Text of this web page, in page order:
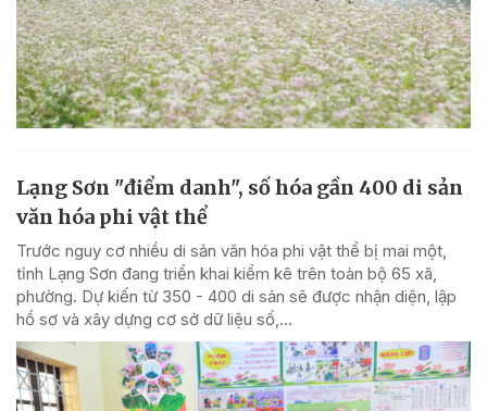
Lạng Sơn "điểm danh", số hóa gần 400 di sản
văn hóa phi vật thể
Trước nguy cơ nhiều di sản văn hóa phi vật thể bị mai một,
tỉnh Lạng Sơn đang triển khai kiểm kê trên toàn bộ 65 xã,
phường. Dự kiến từ 350 - 400 di sản sẽ được nhận diện, lập
hồ sơ và xây dựng cơ sở dữ liệu số,...